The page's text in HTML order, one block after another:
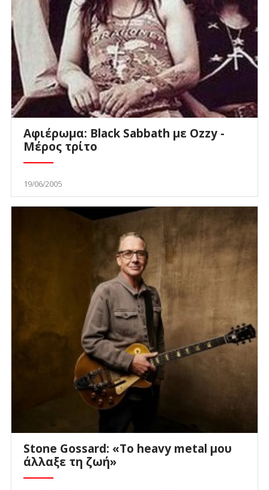
Αφιέρωμα: Black Sabbath με Ozzy -
Μέρος τρίτο
19/06/2005
Stone Gossard: «Το heavy metal μου
άλλαξε τη ζωή»